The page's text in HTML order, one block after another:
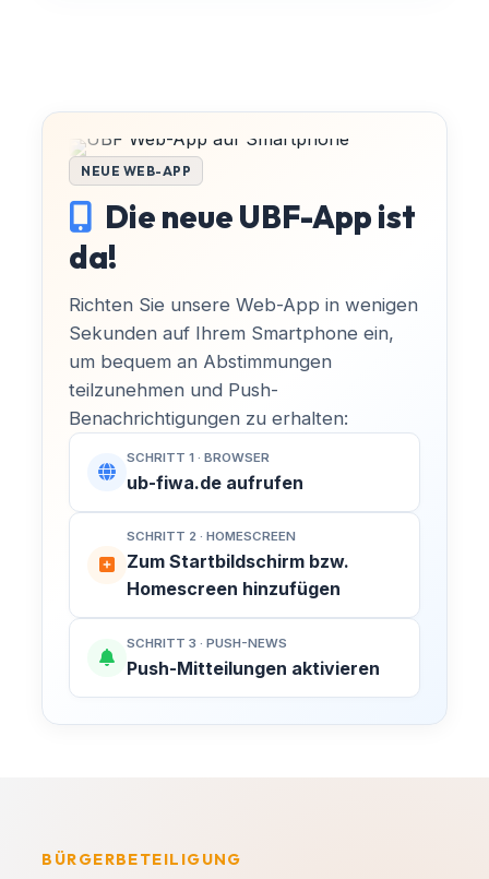
NEUE WEB-APP
Die neue UBF-App ist
da!
Richten Sie unsere Web-App in wenigen
Sekunden auf Ihrem Smartphone ein,
um bequem an Abstimmungen
teilzunehmen und Push-
Benachrichtigungen zu erhalten:
SCHRITT 1 · BROWSER
ub-fiwa.de aufrufen
SCHRITT 2 · HOMESCREEN
Zum Startbildschirm bzw.
Homescreen hinzufügen
SCHRITT 3 · PUSH-NEWS
Push-Mitteilungen aktivieren
BÜRGERBETEILIGUNG